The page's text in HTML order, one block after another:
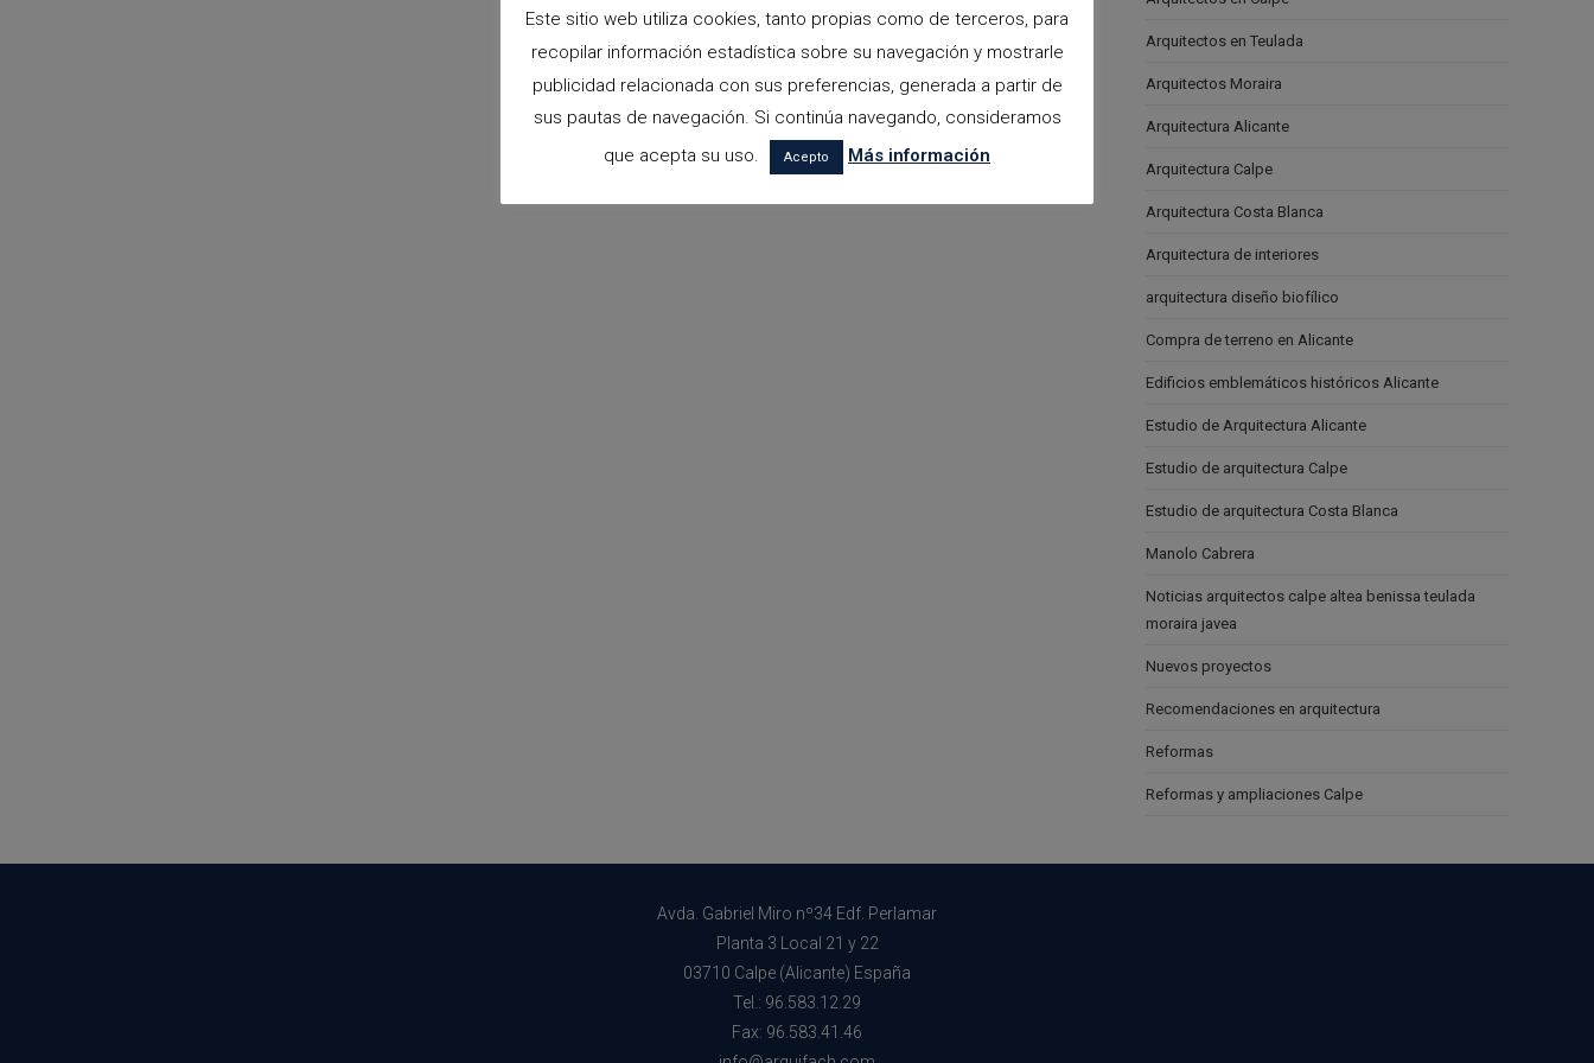
Arquitectos en Teulada
Arquitectos Moraira
Arquitectura Alicante
Arquitectura Calpe
Arquitectura Costa Blanca
Arquitectura de interiores
arquitectura diseño biofílico
Compra de terreno en Alicante
Edificios emblemáticos históricos Alicante
Estudio de Arquitectura Alicante
Estudio de arquitectura Calpe
Estudio de arquitectura Costa Blanca
Manolo Cabrera
Noticias arquitectos calpe altea benissa teulada
moraira javea
Nuevos proyectos
Recomendaciones en arquitectura
Reformas
Reformas y ampliaciones Calpe
Avda. Gabriel Miro nº34 Edf. Perlamar
Planta 3 Local 21 y 22
03710 Calpe (Alicante) España
Tel.: 96.583.12.29
Fax: 96.583.41.46
Este sitio web utiliza cookies, tanto propias como de terceros, para
recopilar información estadística sobre su navegación y mostrarle
publicidad relacionada con sus preferencias, generada a partir de
sus pautas de navegación. Si continúa navegando, consideramos
que acepta su uso.
Acepto Más información